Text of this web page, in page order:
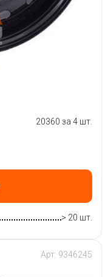
20360 за 4 шт.
> 20 шт.
Арт: 9346245